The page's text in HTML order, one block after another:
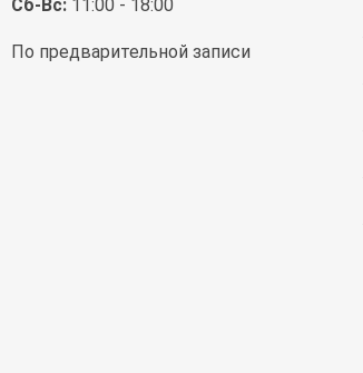
Сб-Вс: 11:00 - 18:00
По предварительной записи